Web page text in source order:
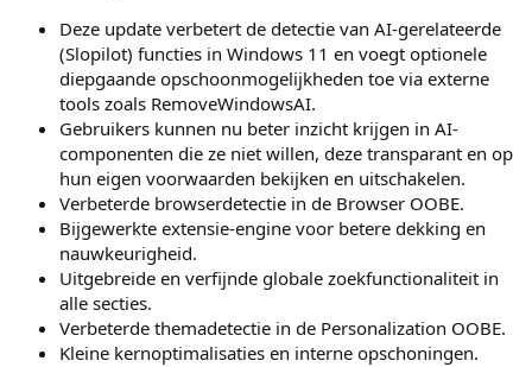
Deze update verbetert de detectie van AI-gerelateerde
(Slopilot) functies in Windows 11 en voegt optionele
diepgaande opschoonmogelijkheden toe via externe
tools zoals RemoveWindowsAI.
Gebruikers kunnen nu beter inzicht krijgen in AI-
componenten die ze niet willen, deze transparant en op
hun eigen voorwaarden bekijken en uitschakelen.
Verbeterde browserdetectie in de Browser OOBE.
Bijgewerkte extensie-engine voor betere dekking en
nauwkeurigheid.
Uitgebreide en verfijnde globale zoekfunctionaliteit in
alle secties.
Verbeterde themadetectie in de Personalization OOBE.
Kleine kernoptimalisaties en interne opschoningen.